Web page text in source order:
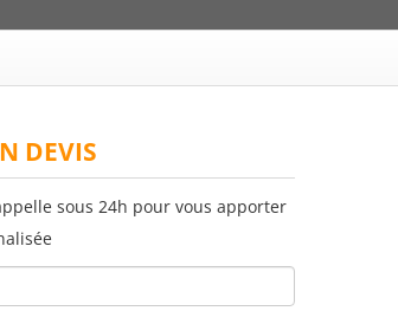
DEVIS
sous 24h pour vous apporter